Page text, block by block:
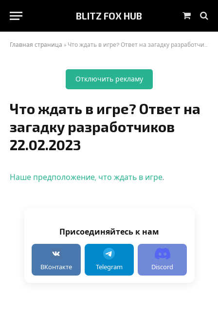
BLITZ FOX HUB Корзина
Главная страница » Что ждать в игре? Ответ на загадку разработчиков 22.02.2023
Отключить рекламу
Что ждать в игре? Ответ на
загадку разработчиков
22.02.2023
Наше предположение, что ждать в игре.
Присоединяйтесь к нам
ВКонтакте Telegram Discord